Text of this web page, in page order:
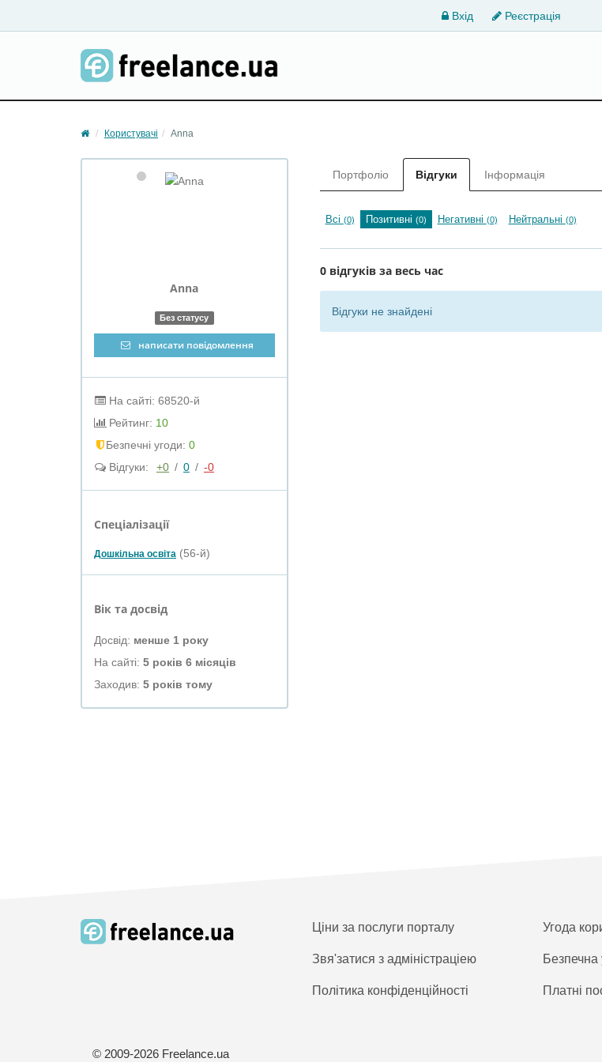
Вхід Реєстрація
Користувачі Anna
Anna
Без статусу
написати повідомлення
На сайті: 68520-й
Рейтинг: 10
Безпечні угоди: 0
Відгуки:
+0 / 0 / -0
Спеціалізації
Дошкільна освіта (56-й)
Вік та досвід
Досвід: менше 1 року
На сайті: 5 років 6 місяців
Заходив: 5 років тому
Портфоліо Відгуки Інформація
Всі (0) Позитивні (0) Негативні (0) Нейтральні (0)
0 відгуків за весь час
Відгуки не знайдені
Ціни за послуги порталу
Звя'затися з адміністраціею
Політика конфіденційності
Угода
Безпечна
Платнi
© 2009-2026 Freelance.ua